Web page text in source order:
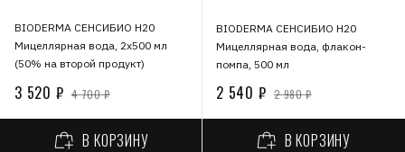
BIODERMA СЕНСИБИО Н20
Мицеллярная вода, 2х500 мл
(50% на второй продукт)
3 520 ₽ 4 700 ₽
В КОРЗИНУ
BIODERMA СЕНСИБИО Н20
Мицеллярная вода, флакон-
помпа, 500 мл
2 540 ₽ 2 980 ₽
В КОРЗИНУ